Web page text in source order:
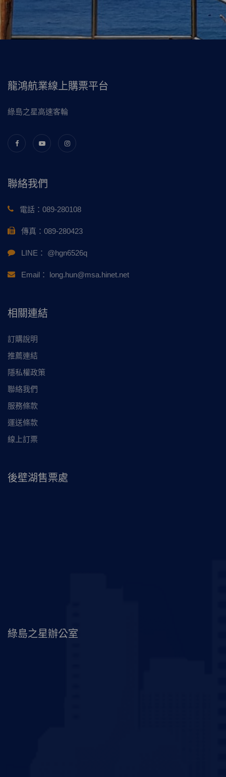
龍鴻航業線上購票平台
綠島之星高速客輪
聯絡我們
電話： 089-280108
傳真： 089-280423
LINE： @hgn6526q
Email： long.hun@msa.hinet.net
相關連結
訂購說明
推薦連結
隱私權政策
聯絡我們
服務條款
運送條款
線上訂票
後壁湖售票處
綠島之星辦公室